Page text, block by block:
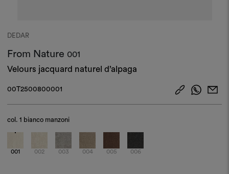
DEDAR
From Nature 001
Velours jacquard naturel d’alpaga
00T2500800001
col.1 bianco manzoni
001 002 003 004 005 006